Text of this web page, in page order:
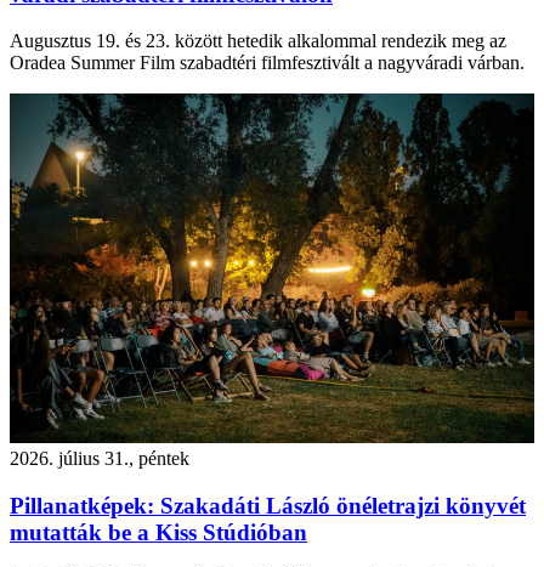
Augusztus 19. és 23. között hetedik alkalommal rendezik meg az
Oradea Summer Film szabadtéri filmfesztivált a nagyváradi várban.
2026. július 31., péntek
Pillanatképek: Szakadáti László önéletrajzi könyvét
mutatták be a Kiss Stúdióban